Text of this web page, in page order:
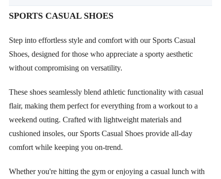
SPORTS CASUAL SHOES
Step into effortless style and comfort with our Sports Casual
Shoes, designed for those who appreciate a sporty aesthetic
without compromising on versatility.
These shoes seamlessly blend athletic functionality with casual
flair, making them perfect for everything from a workout to a
weekend outing. Crafted with lightweight materials and
cushioned insoles, our Sports Casual Shoes provide all-day
comfort while keeping you on-trend.
Whether you're hitting the gym or enjoying a casual lunch with